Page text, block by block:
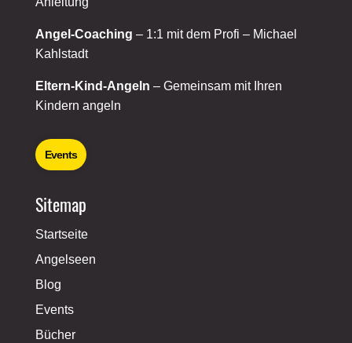
Angel-Coaching – 1:1 mit dem Profi – Michael
Kahlstadt
Eltern-Kind-Angeln – Gemeinsam mit Ihren
Kindern angeln
Events
Sitemap
Startseite
Angelseen
Blog
Events
Bücher